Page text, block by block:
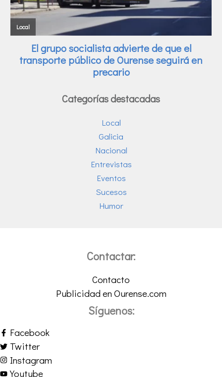
Categorías destacadas
Local
Galicia
Nacional
Entrevistas
Eventos
Sucesos
Humor
Contactar:
Contacto
Publicidad en Ourense.com
Síguenos:
Facebook
Twitter
Instagram
Youtube